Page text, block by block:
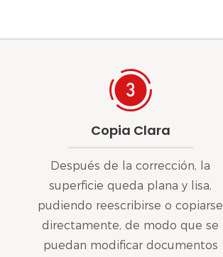
Copia Clara
Después de la corrección, la
superficie queda plana y lisa,
pudiendo reescribirse o copiarse
directamente, de modo que se
puedan modificar documentos